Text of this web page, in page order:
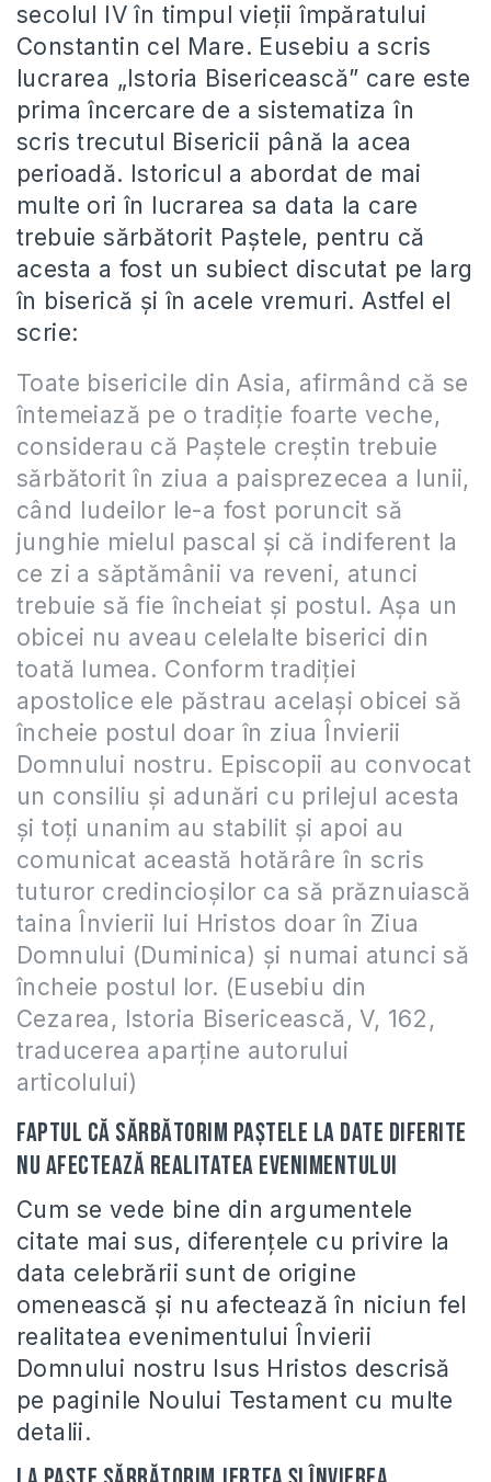
secolul IV în timpul vieţii împăratului
Constantin cel Mare. Eusebiu a scris
lucrarea „Istoria Bisericească” care este
prima încercare de a sistematiza în
scris trecutul Bisericii până la acea
perioadă. Istoricul a abordat de mai
multe ori în lucrarea sa data la care
trebuie sărbătorit Paştele, pentru că
acesta a fost un subiect discutat pe larg
în biserică şi în acele vremuri. Astfel el
scrie:
Toate bisericile din Asia, afirmând că se
întemeiază pe o tradiţie foarte veche,
considerau că Paştele creştin trebuie
sărbătorit în ziua a paisprezecea a lunii,
când Iudeilor le-a fost poruncit să
junghie mielul pascal şi că indiferent la
ce zi a săptămânii va reveni, atunci
trebuie să fie încheiat şi postul. Aşa un
obicei nu aveau celelalte biserici din
toată lumea. Conform tradiţiei
apostolice ele păstrau acelaşi obicei să
încheie postul doar în ziua Învierii
Domnului nostru. Episcopii au convocat
un consiliu şi adunări cu prilejul acesta
şi toţi unanim au stabilit şi apoi au
comunicat această hotărâre în scris
tuturor credincioşilor ca să prăznuiască
taina Învierii lui Hristos doar în Ziua
Domnului (Duminica) şi numai atunci să
încheie postul lor. (Eusebiu din
Cezarea, Istoria Bisericească, V, 162,
traducerea aparţine autorului
articolului)
Faptul că sărbătorim Paștele la date diferite
nu afectează realitatea evenimentului
Cum se vede bine din argumentele
citate mai sus, diferențele cu privire la
data celebrării sunt de origine
omenească şi nu afectează în niciun fel
realitatea evenimentului Învierii
Domnului nostru Isus Hristos descrisă
pe paginile Noului Testament cu multe
detalii.